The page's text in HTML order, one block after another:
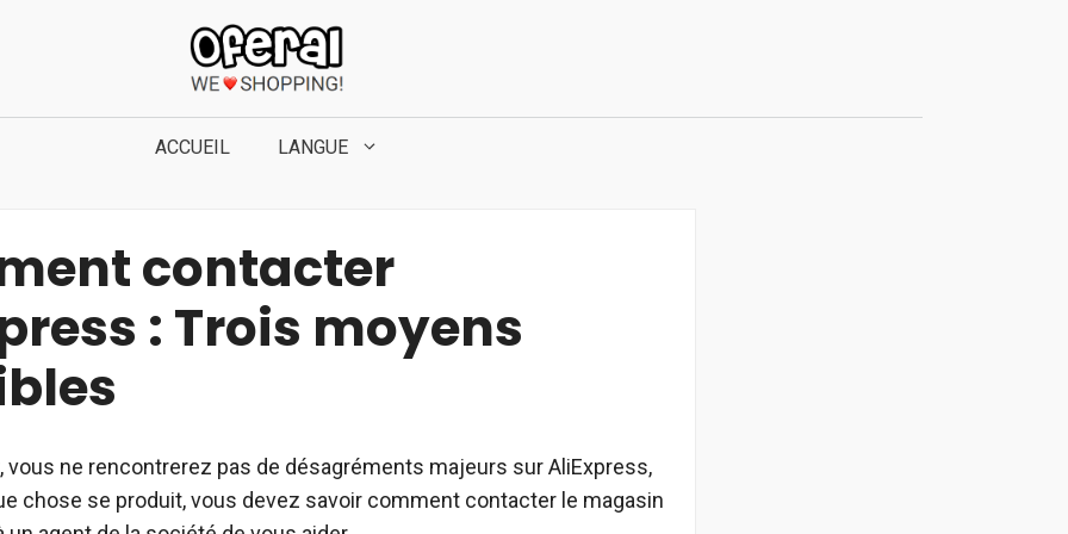
ACCUEIL LANGUE
contacter
: Trois moyens
vous ne rencontrerez pas de désagréments majeurs sur AliExpress,
chose se produit, vous devez savoir comment contacter le magasin